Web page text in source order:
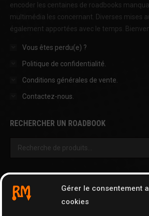
Gérer le consentement
cookies
encoder les centaines de roadbooks
multimédia les concernant. Diverses mises
également apportées avec le temps.
Vous êtes perdu(e) ?
Politique de confidentialité.
Conditions générales de vente.
Contactez-nous.
RECHERCHER UN ROADBOOK
Cartographie